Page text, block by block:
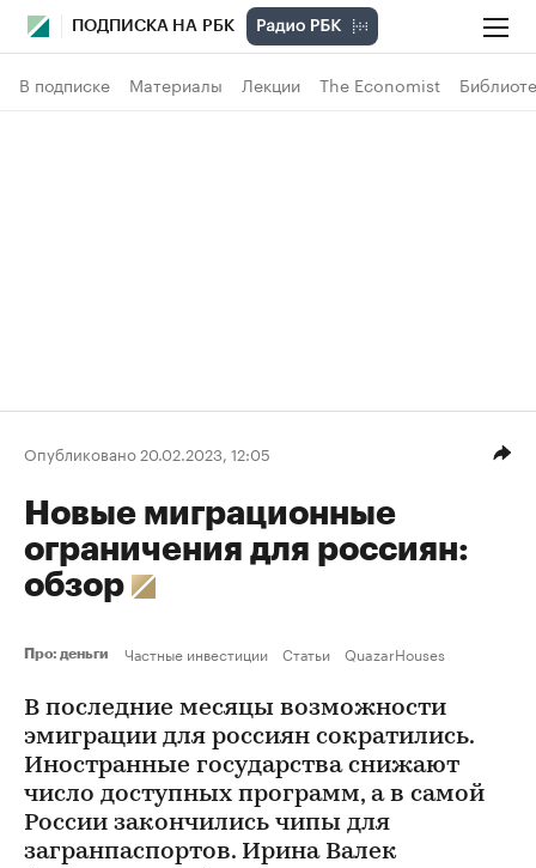
ПОДПИСКА НА РБК
В подписке Материалы Лекции The Economist
Опубликовано 20.02.2023, 12:05
Новые миграционные
ограничения для россиян:
обзор
Про: деньги Частные инвестиции Статьи QuazarHouses
В последние месяцы возможности
эмиграции для россиян сократились.
Иностранные государства снижают
число доступных программ, а в самой
России закончились чипы для
загранпаспортов. Ирина Валек